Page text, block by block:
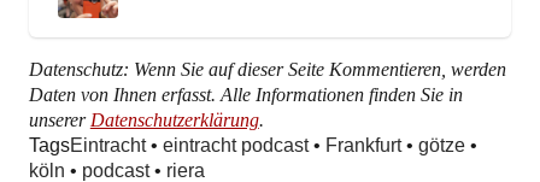
Datenschutz: Wenn Sie auf dieser Seite Kommentieren, werden
Daten von Ihnen erfasst. Alle Informationen finden Sie in
unserer Datenschutzerklärung.
TagsEintracht• eintracht podcast• Frankfurt• götze•
köln • podcast• riera